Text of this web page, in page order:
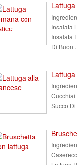
Insalata
Insalata
Di Buon
Cucchiai
Succo Di